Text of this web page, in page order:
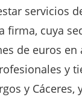
servicios
firma, cuya
de euros
y
y Cáceres,